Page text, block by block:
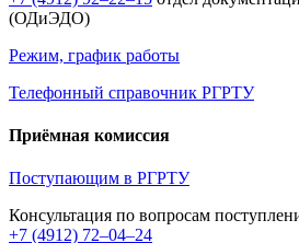
(ОДиЭДО)
Режим, график работы
Телефонный справочник РГРТУ
Приёмная комиссия
Поступающим в РГРТУ
Консультация по вопросам
+7 (4912) 72–04–24